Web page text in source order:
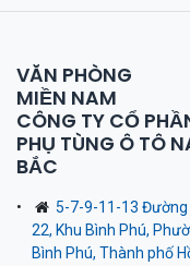
VĂN PHÒNG
MIỀN NAM
CÔNG TY CỔ
PHỤ TÙNG Ô TÔ
BẮC
5-7-9-11-13 Đường
22, Khu Bình Phú,
Bình Phú, Thành phố